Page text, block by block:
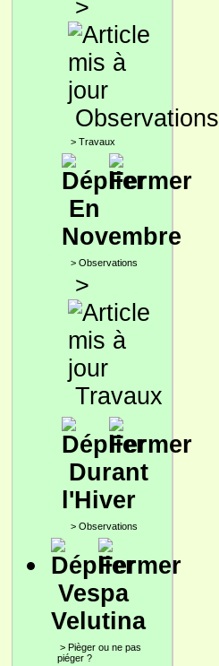
>
Observations
> Travaux
En
Novembre
> Observations
>
Travaux
Durant
l'Hiver
> Observations
Vespa
Velutina
> Pièger ou ne pas
piéger ?